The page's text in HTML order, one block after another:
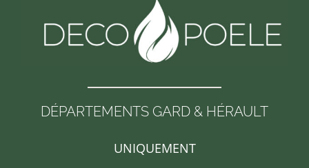
DÉPARTEMENTS GARD & HÉRAULT
UNIQUEMENT